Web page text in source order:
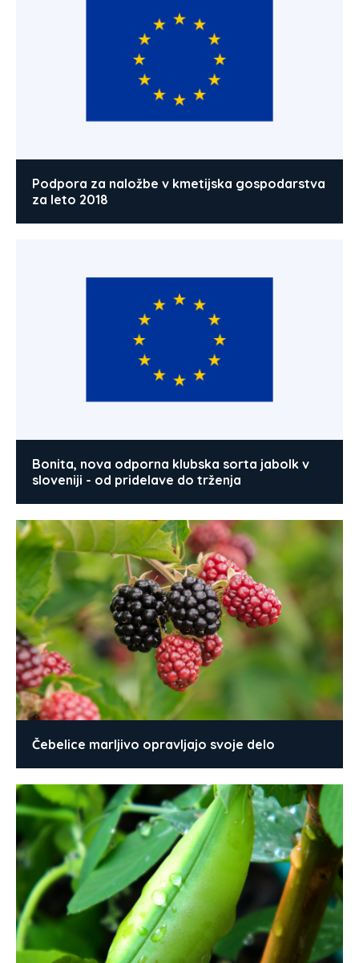
Podpora za naložbe v kmetijska gospodarstva
za leto 2018
Bonita, nova odporna klubska sorta jabolk v
sloveniji - od pridelave do trženja
Čebelice marljivo opravljajo svoje delo